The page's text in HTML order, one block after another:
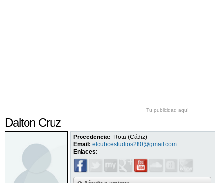
Tu publicidad aquí
Dalton Cruz
Procedencia:
Rota (Cádiz)
Email: elcuboestudios280@gmail.com
Enlaces: